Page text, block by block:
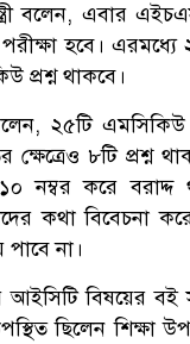
বলেন, এবার
পরীক্ষা হবে।
প্রশ্ন থাকবে।
২৫টি এমসিকিউ
ক্ষেত্রেও ৮টি প্রশ্ন
নম্বর করে
কথা বিবেচনা
না।
বিষয়ের বই
ছিলেন শিক্ষা